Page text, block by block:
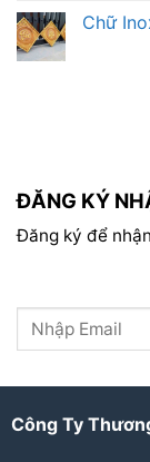
Chữ
ĐĂNG KÝ
Đăng ký để
Công Ty